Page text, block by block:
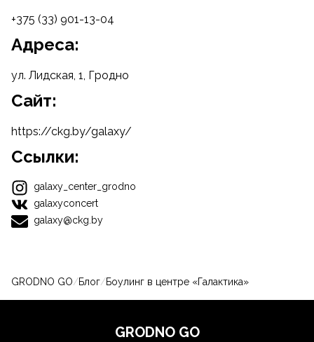
+375 (33) 901-13-04
Адреса:
ул. Лидская, 1, Гродно
Cайт:
https://ckg.by/galaxy/
Ссылки:
galaxy_center_grodno
galaxyconcert
galaxy@ckg.by
GRODNO GO/Блог/Боулинг в центре «Галактика»
GRODNO GO